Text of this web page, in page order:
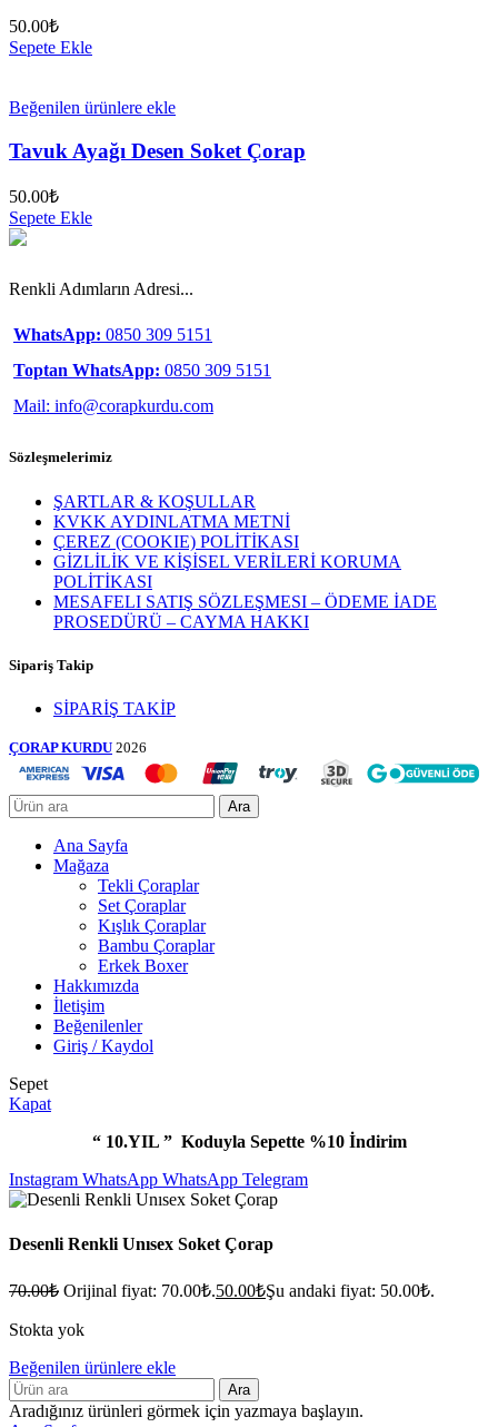
50.00₺
Sepete Ekle
Beğenilen ürünlere ekle
Tavuk Ayağı Desen Soket Çorap
50.00₺
Sepete Ekle
Renkli Adımların Adresi...
WhatsApp: 0850 309 5151
Toptan WhatsApp: 0850 309 5151
Mail: info@corapkurdu.com
Sözleşmelerimiz
ŞARTLAR & KOŞULLAR
KVKK AYDINLATMA METNİ
ÇEREZ (COOKIE) POLİTİKASI
GİZLİLİK VE KİŞİSEL VERİLERİ KORUMA
POLİTİKASI
MESAFELI SATIŞ SÖZLEŞMESI – ÖDEME İADE
PROSEDÜRÜ – CAYMA HAKKI
Sipariş Takip
SİPARİŞ TAKİP
ÇORAP KURDU 2026
Ara
Ana Sayfa
Mağaza
Tekli Çoraplar
Set Çoraplar
Kışlık Çoraplar
Bambu Çoraplar
Erkek Boxer
Hakkımızda
İletişim
Beğenilenler
Giriş / Kaydol
Sepet
Kapat
“ 10.YIL ” Koduyla Sepette %10 İndirim
Instagram WhatsApp WhatsApp Telegram
Desenli Renkli Unısex Soket Çorap
70.00₺ Orijinal fiyat: 70.00₺.50.00₺Şu andaki fiyat: 50.00₺.
Stokta yok
Beğenilen ürünlere ekle
Ara
Aradığınız ürünleri görmek için yazmaya başlayın.